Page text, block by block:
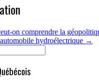
on comprendre la
hydroélectrique →